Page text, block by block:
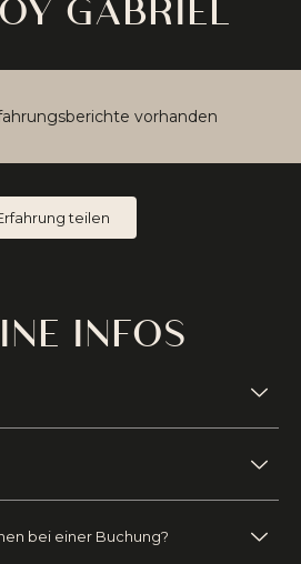
vorhanden
teilen
INFOS
bei einer Buchung?